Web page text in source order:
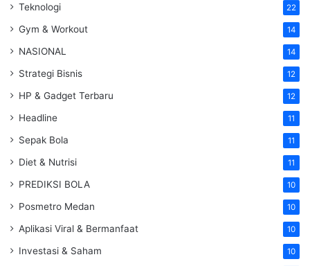
Teknologi 22
Gym & Workout 14
NASIONAL 14
Strategi Bisnis 12
HP & Gadget Terbaru 12
Headline 11
Sepak Bola 11
Diet & Nutrisi 11
PREDIKSI BOLA 10
Posmetro Medan 10
Aplikasi Viral & Bermanfaat 10
Investasi & Saham 10